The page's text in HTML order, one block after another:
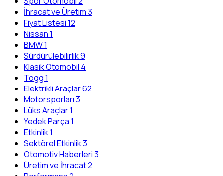
İhracat ve Üretim3
Fiyat Listesi12
Nissan1
BMW1
Sürdürülebilirlik9
Klasik Otomobil 4
Togg1
Elektrikli Araçlar62
Motorsporları3
Lüks Araçlar1
Yedek Parça1
Etkinlik1
Sektörel Etkinlik3
Otomotiv Haberleri3
Üretim ve İhracat2